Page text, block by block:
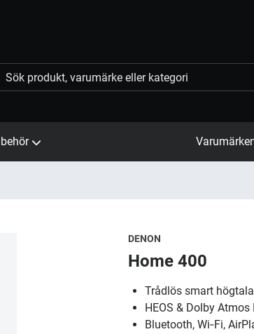
DENON
Home 400
Trådlös smart
HEOS & Dolby
Bluetooth, Wi‑Fi,